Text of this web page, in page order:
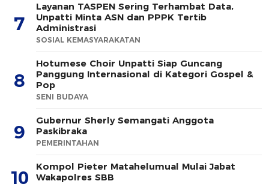
7
Layanan TASPEN Sering Terhambat Data,
Unpatti Minta ASN dan PPPK Tertib
Administrasi
SOSIAL KEMASYARAKATAN
8
Hotumese Choir Unpatti Siap Guncang
Panggung Internasional di Kategori Gospel &
Pop
SENI BUDAYA
9
Gubernur Sherly Semangati Anggota
Paskibraka
PEMERINTAHAN
10
Kompol Pieter Matahelumual Mulai Jabat
Wakapolres SBB